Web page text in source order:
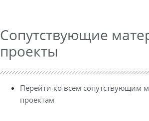
Сопутствующие
проекты
Перейти ко всем сопутствующим
проектам